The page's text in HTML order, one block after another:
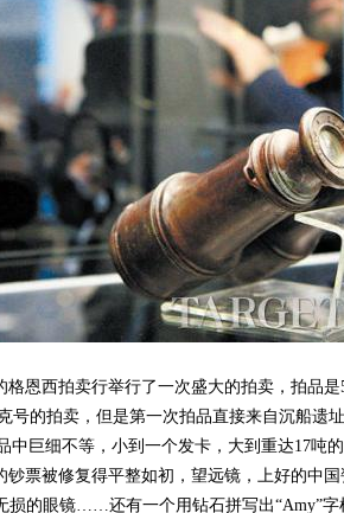
格恩西拍卖行举行了一次盛大的拍卖，拍品
号的拍卖，但是第一次拍品直接来自沉船遗
中巨细不等，小到一个发卡，大到重达17吨
钞票被修复得平整如初，望远镜，上好的中
损的眼镜……还有一个用钻石拼写出“Amy”